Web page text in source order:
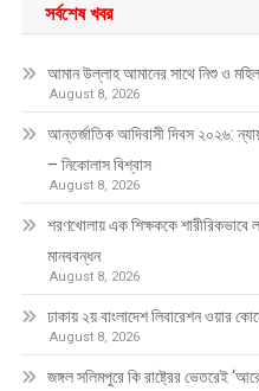
সর্বশেষ খবর
আমান উল্লাহ আমানের সাথে নিশু ও
August 8, 2026
আন্তর্জাতিক আদিবাসী দিবস ২০২৬:
– নিকোলাস বিশ্বাস
August 8, 2026
শরণখোলায় এক শিক্ষককে শারীরিকভাবে
মানববন্ধন
August 8, 2026
ঢাকায় ২য় বাংলাদেশ লিবারেশন ওয়ার
August 8, 2026
জঙ্গল সলিমপুরে কি রাষ্ট্রের ভেতরেই